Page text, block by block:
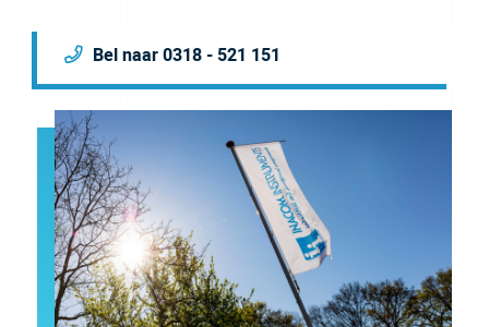
Bel naar 0318 - 521 151